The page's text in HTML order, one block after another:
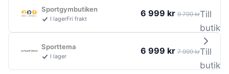
Sportgymbutiken
I lagerFri frakt
6 999 kr 9 799 krTill
butik
Sporttema
I lager
6 999 kr 7 999 krTill
butik